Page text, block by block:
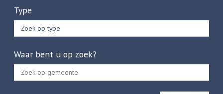
Type
Zoek op type
Waar bent u op zoek?